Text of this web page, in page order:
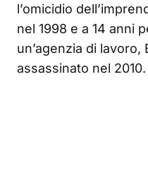
l’omicidio
nel 1998 e a 14 anni
un’agenzia di lavoro,
assassinato nel 2010.